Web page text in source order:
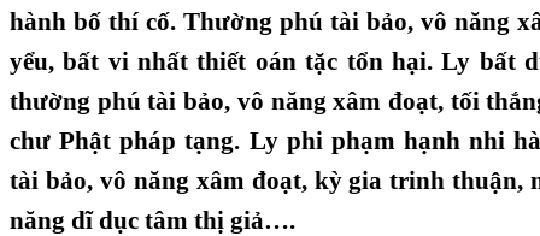
hành bố thí cố. Thường phú tài bảo, vô năng
yểu, bất vi nhất thiết oán tặc tổn hại. Ly bất
thường phú tài bảo, vô năng xâm đoạt, tối
chư Phật pháp tạng. Ly phi phạm hạnh nhi
tài bảo, vô năng xâm đoạt, kỳ gia trinh thuận,
năng dĩ dục tâm thị giả….